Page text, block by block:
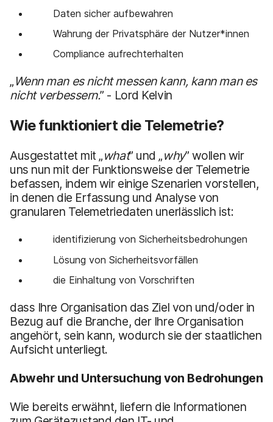
Daten sicher aufbewahren
Wahrung der Privatsphäre der Nutzer*innen
Compliance aufrechterhalten
„ Wenn man es nicht messen kann, kann man es
nicht verbessern.” - Lord Kelvin
Wie funktioniert die Telemetrie?
Ausgestattet mit „what” und „why” wollen wir
uns nun mit der Funktionsweise der Telemetrie
befassen, indem wir einige Szenarien vorstellen,
in denen die Erfassung und Analyse von
granularen Telemetriedaten unerlässlich ist:
identifizierung von Sicherheitsbedrohungen
Lösung von Sicherheitsvorfällen
die Einhaltung von Vorschriften
dass Ihre Organisation das Ziel von und/oder in
Bezug auf die Branche, der Ihre Organisation
angehört, sein kann, wodurch sie der staatlichen
Aufsicht unterliegt.
Abwehr und Untersuchung von Bedrohungen
Wie bereits erwähnt, liefern die Informationen